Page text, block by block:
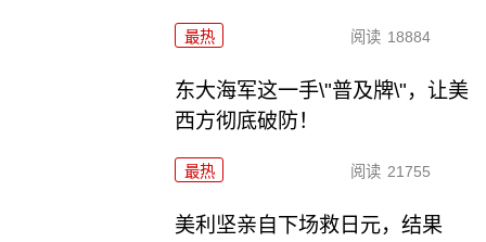
最热 阅读 18884
东大海军这一手\"普及牌\"，让美
西方彻底破防！
最热 阅读 21755
美利坚亲自下场救日元，结果